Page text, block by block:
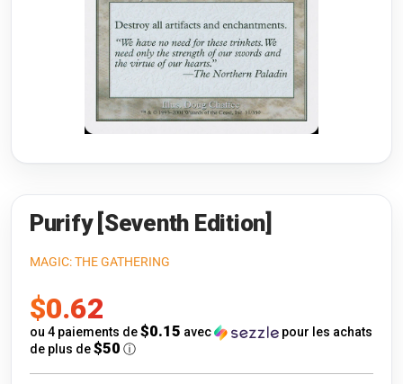
Riftbound: League of Legends
Flesh and Blood
Pokémon
Gundam Card Game
Warlord: Saga of the Storm
Neopets Battledome
Accessoires
Purify [Seventh Edition]
MAGIC: THE GATHERING
Prix
de
vente
$0.62
ou 4 paiements de$0.15 avec
pour les achats
de plus de$50 ⓘ